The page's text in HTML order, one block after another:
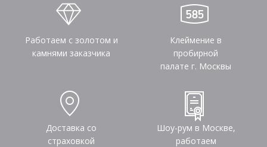
Работаем с золотом и
камнями заказчика
Клеймение в
пробирной
палате г. Москвы
Доставка со
страховкой
Шоу-рум в Москве,
работаем